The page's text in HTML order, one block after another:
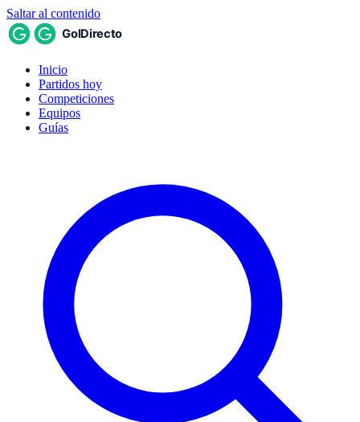
Saltar al contenido
Inicio
Partidos hoy
Competiciones
Equipos
Guías